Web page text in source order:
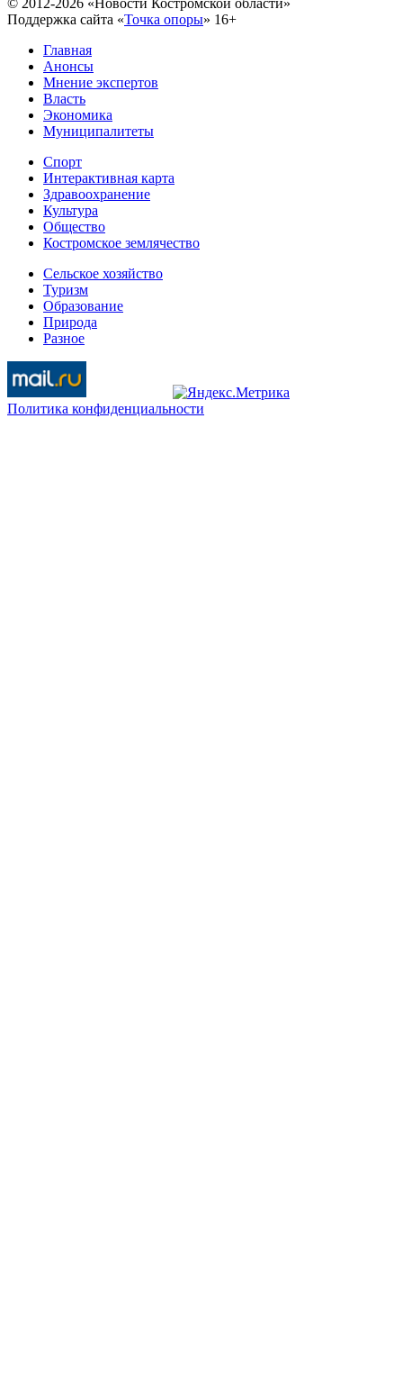
© 2012-2026 «Новости Костромской области»
Поддержка сайта «Точка опоры» 16+
Главная
Анонсы
Мнение экспертов
Власть
Экономика
Муниципалитеты
Спорт
Интерактивная карта
Здравоохранение
Культура
Общество
Костромское землячество
Сельское хозяйство
Туризм
Образование
Природа
Разное
Политика конфиденциальности